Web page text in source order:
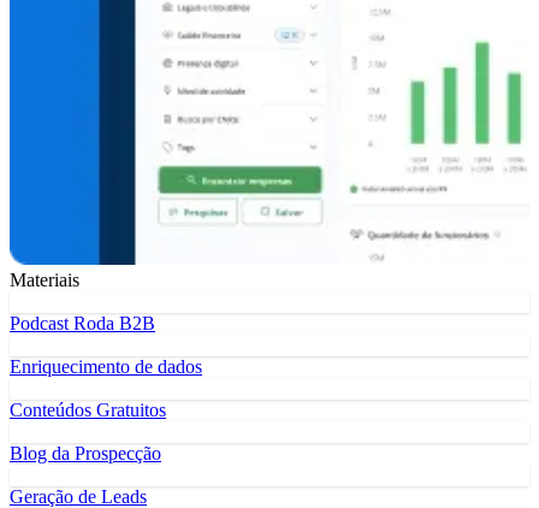
Materiais
Podcast Roda B2B
Enriquecimento de dados
Conteúdos Gratuitos
Blog da Prospecção
Geração de Leads